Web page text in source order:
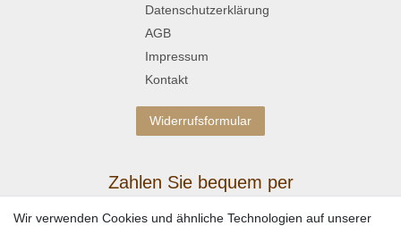
Datenschutzerklärung
AGB
Impressum
Kontakt
Widerrufsformular
Zahlen Sie bequem per
Wir verwenden Cookies und ähnliche Technologien auf unserer